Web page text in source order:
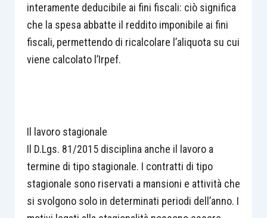
interamente deducibile ai fini fiscali: ciò significa
che la spesa abbatte il reddito imponibile ai fini
fiscali, permettendo di ricalcolare l’aliquota su cui
viene calcolato l’Irpef.
Il lavoro stagionale
Il D.Lgs. 81/2015 disciplina anche il lavoro a
termine di tipo stagionale. I contratti di tipo
stagionale sono riservati a mansioni e attività che
si svolgono solo in determinati periodi dell’anno. I